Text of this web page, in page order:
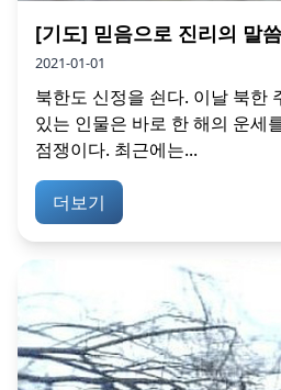
[기도] 믿음으로 진리의 말
2021-01-01
북한도 신정을 쇤다. 이날 북한
있는 인물은 바로 한 해의 운세
점쟁이다. 최근에는...
더보기